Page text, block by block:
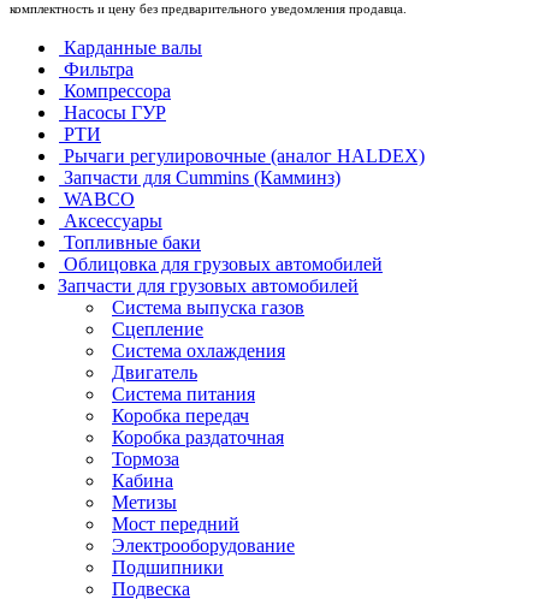
комплектность и цену без предварительного уведомления продавца.
Карданные валы
Фильтра
Компрессора
Насосы ГУР
РТИ
Рычаги регулировочные (аналог HALDEX)
Запчасти для Cummins (Камминз)
WABCO
Аксессуары
Топливные баки
Облицовка для грузовых автомобилей
Запчасти для грузовых автомобилей
Система выпуска газов
Сцепление
Система охлаждения
Двигатель
Система питания
Коробка передач
Коробка раздаточная
Тормоза
Кабина
Метизы
Мост передний
Электрооборудование
Подшипники
Подвеска